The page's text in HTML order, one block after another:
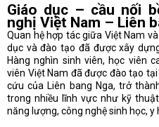
Giáo dục – cầu nối
nghị Việt Nam – Liên
Quan hệ hợp tác giữa Việt Nam
dục và đào tạo đã được xây
Hàng nghìn sinh viên, học viên
viên Việt Nam đã được đào tạo
cứu của Liên bang Nga, trở
trong nhiều lĩnh vực như kỹ
năng lượng, công nghệ sinh học, y